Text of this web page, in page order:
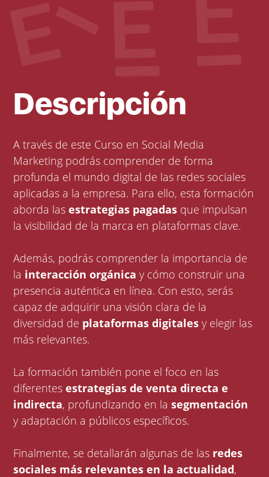
Descripción
A través de este Curso en Social Media
Marketing podrás comprender de forma
profunda el mundo digital de las redes sociales
aplicadas a la empresa. Para ello, esta formación
aborda lasestrategias pagadas que impulsan
la visibilidad de la marca en plataformas clave.
Además, podrás comprender la importancia de
la interacción orgánica y cómo construir una
presencia auténtica en línea. Con esto, serás
capaz de adquirir una visión clara de la
diversidad de plataformas digitales y elegir las
más relevantes.
La formación también pone el foco en las
diferentesestrategias de venta directa e
indirecta, profundizando en lasegmentación
y adaptación a públicos específicos.
Finalmente, se detallarán algunas de las redes
sociales más relevantes en la actualidad,